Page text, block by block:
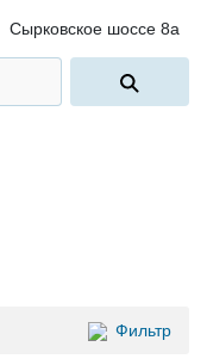
Сырковское шоссе 8а
Фильтр